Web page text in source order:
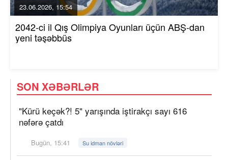
23.06.2026, 15:54
2042-ci il Qış Olimpiya Oyunları üçün ABŞ-dan
yeni təşəbbüs
SON XƏBƏRLƏR
"Kürü keçək?! 5" yarışında iştirakçı sayı 616
nəfərə çatdı
Bugün, 15:41 Su idman növləri